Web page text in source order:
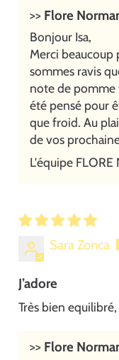
>> Flore
Bonjour Isa,
Merci
sommes ravis
note de pomme
été pensé pour
que froid. Au
de vos
L'équipe FLORE
Sara Zonca
J’adore
Très bien
>> Flore